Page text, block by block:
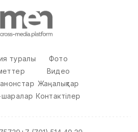
туралы
Фото
Видео
Жаңалықтар
Контактілер